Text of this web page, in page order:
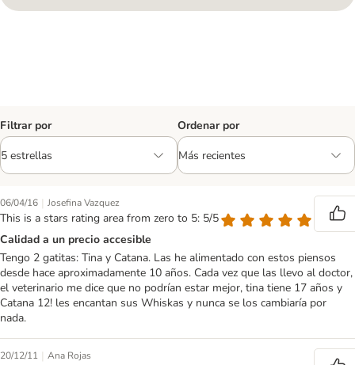
Filtrar por Ordenar por
06/04/16 | Josefina Vazquez
This is a stars rating area from zero to 5: 5/5
Calidad a un precio accesible
Tengo 2 gatitas: Tina y Catana. Las he alimentado con estos piensos
desde hace aproximadamente 10 años. Cada vez que las llevo al doctor,
el veterinario me dice que no podrían estar mejor, tina tiene 17 años y
Catana 12! les encantan sus Whiskas y nunca se los cambiaría por
nada.
20/12/11 | Ana Rojas